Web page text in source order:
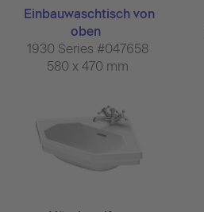
Einbauwaschtisch von
oben
1930 Series #047658
580 x 470 mm